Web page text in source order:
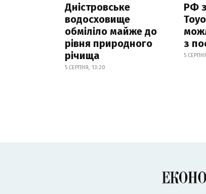
Дністровське
водосховище
обміліло майже до
рівня природного
річища
5 СЕРПНЯ, 13:20
РФ
з
5